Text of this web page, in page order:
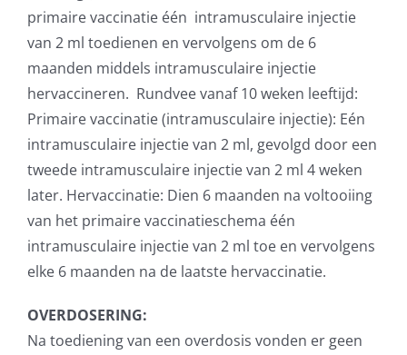
primaire vaccinatie één intramusculaire injectie
van 2 ml toedienen en vervolgens om de 6
maanden middels intramusculaire injectie
hervaccineren. Rundvee vanaf 10 weken leeftijd:
Primaire vaccinatie (intramusculaire injectie): Eén
intramusculaire injectie van 2 ml, gevolgd door een
tweede intramusculaire injectie van 2 ml 4 weken
later. Hervaccinatie: Dien 6 maanden na voltooiing
van het primaire vaccinatieschema één
intramusculaire injectie van 2 ml toe en vervolgens
elke 6 maanden na de laatste hervaccinatie.
OVERDOSERING:
Na toediening van een overdosis vonden er geen